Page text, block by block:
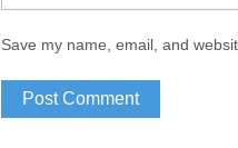
Save my name, email, and